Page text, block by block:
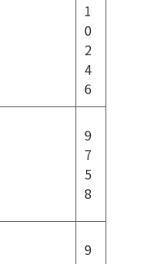
1
0
2
4
6
9
7
5
8
9